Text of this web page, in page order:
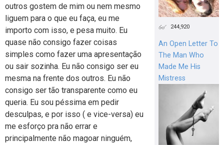
outros gostem de mim ou nem mesmo
liguem para o que eu faça, eu me
importo com isso, e pesa muito. Eu
quase não consigo fazer coisas
simples como fazer uma apresentação
ou sair sozinha. Eu não consigo ser eu
mesma na frente dos outros. Eu não
consigo ser tão transparente como eu
queria. Eu sou péssima em pedir
desculpas, e por isso ( e vice-versa) eu
me esforço pra não errar e
principalmente não magoar ninguém,
244,920
An Open Letter To
The Man Who
Made Me His
Mistress